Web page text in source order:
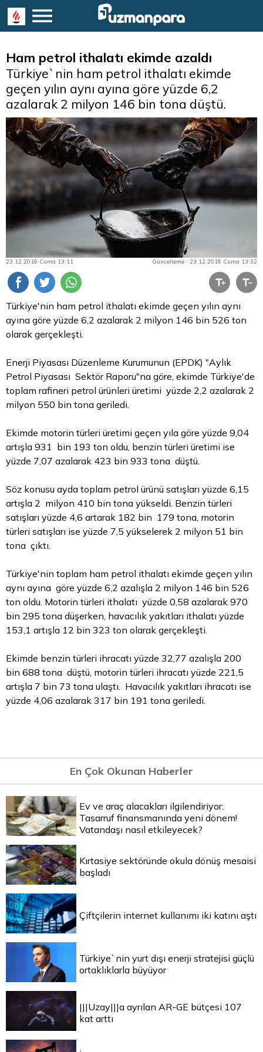
Ham petrol ithalatı ekimde azaldı
Türkiye`nin ham petrol ithalatı ekimde
geçen yılın aynı ayına göre yüzde 6,2
azalarak 2 milyon 146 bin tona düştü.
23.12.2016 Cuma 13:11 Güncelleme : 23.12.2016 Cuma 13:32
Türkiye'nin ham petrol ithalatı ekimde geçen yılın aynı
ayına göre yüzde 6,2 azalarak 2 milyon 146 bin 526 ton
olarak gerçekleşti.
Enerji Piyasası Düzenleme Kurumunun (EPDK) "Aylık
Petrol Piyasası Sektör Raporu"na göre, ekimde Türkiye'de
toplam rafineri petrol ürünleri üretimi yüzde 2,2 azalarak 2
milyon 550 bin tona geriledi.
Ekimde motorin türleri üretimi geçen yıla göre yüzde 9,04
artışla 931 bin 193 ton oldu, benzin türleri üretimi ise
yüzde 7,07 azalarak 423 bin 933 tona düştü.
Söz konusu ayda toplam petrol ürünü satışları yüzde 6,15
artışla 2 milyon 410 bin tona yükseldi. Benzin türleri
satışları yüzde 4,6 artarak 182 bin 179 tona, motorin
türleri satışları ise yüzde 7,5 yükselerek 2 milyon 51 bin
tona çıktı.
Türkiye'nin toplam ham petrol ithalatı ekimde geçen yılın
aynı ayına göre yüzde 6,2 azalışla 2 milyon 146 bin 526
ton oldu. Motorin türleri ithalatı yüzde 0,58 azalarak 970
bin 295 tona düşerken, havacılık yakıtları ithalatı yüzde
153,1 artışla 12 bin 323 ton olarak gerçekleşti.
Ekimde benzin türleri ihracatı yüzde 32,77 azalışla 200
bin 688 tona düştü, motorin türleri ihracatı yüzde 221,5
artışla 7 bin 73 tona ulaştı. Havacılık yakıtları ihracatı ise
yüzde 4,06 azalarak 317 bin 191 tona geriledi.
En Çok Okunan Haberler
Ev ve araç alacakları ilgilendiriyor:
Tasarruf finansmanında yeni dönem!
Vatandaşı nasıl etkileyecek?
Kırtasiye sektöründe okula dönüş mesaisi
başladı
Çiftçilerin internet kullanımı iki katını aştı
Türkiye`nin yurt dışı enerji stratejisi güçlü
ortaklıklarla büyüyor
|||Uzay|||a ayrılan AR-GE bütçesi 107
kat arttı